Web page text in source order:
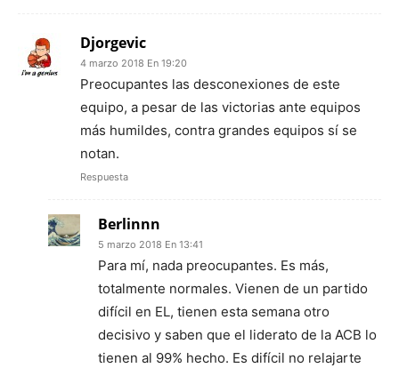
Djorgevic
4 marzo 2018 En 19:20
Preocupantes las desconexiones de este
equipo, a pesar de las victorias ante equipos
más humildes, contra grandes equipos sí se
notan.
Respuesta
Berlinnn
5 marzo 2018 En 13:41
Para mí, nada preocupantes. Es más,
totalmente normales. Vienen de un partido
difícil en EL, tienen esta semana otro
decisivo y saben que el liderato de la ACB lo
tienen al 99% hecho. Es difícil no relajarte